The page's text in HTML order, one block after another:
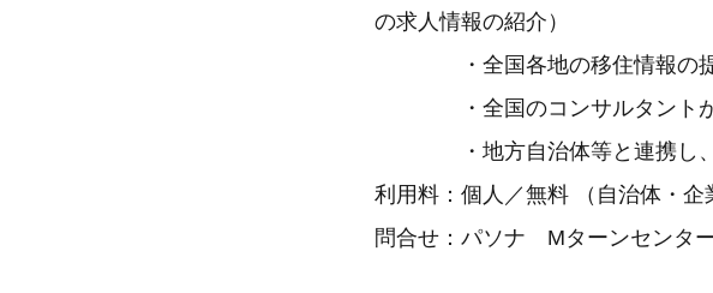
の求人情報の紹介）
・全国各地の移住情報の
・全国のコンサルタントが現
・地方自治体等と連携し、地
利用料：個人／無料 （自治体・企
問合せ：パソナ Mターンセンタ